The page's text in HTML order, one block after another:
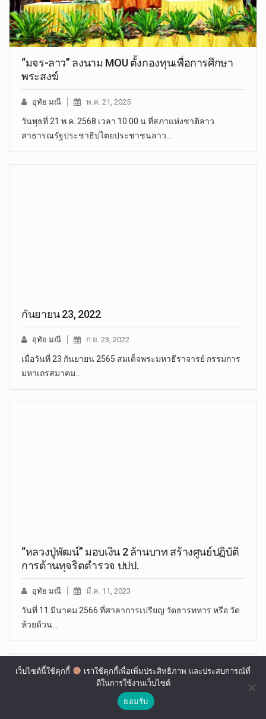
“มจร-ลาว” ลงนาม MOU ตั้งกองทุนเพื่อการศึกษา
พระสงฆ์
อุทัย มณี พ.ค. 21, 2025
วันพุธที่ 21 พ.ค. 2568 เวลา 10.00 น.ที่สภาแห่งชาติลาว
สาธารณรัฐประชาธิปไตยประชาชนลาว…
กันยายน 23, 2022
อุทัย มณี ก.ย. 23, 2022
เมื่อวันที่ 23 กันยายน 2565 สมเด็จพระมหาธีราจารย์ กรรมการ
มหาเถรสมาคม…
“หลวงปู่พัฒน์” มอบเงิน 2 ล้านบาท สร้างศูนย์ปฏิบัติ
การต้านทุจริตตำรวจ ปปป.
อุทัย มณี มี.ค. 11, 2023
วันที่ 11 มีนาคม 2566 ที่ศาลาการเปรียญ วัดธารทหาร หรือ วัด
ห้วยด้วน…
เว็บไซต์นี้ใช้คุกกี้
เราใช้คุกกี้เพื่อเพิ่มประสิทธิภาพ และประสบการณ์ที่
ดีในการใช้งานเว็บไซต์
ยอมรับ